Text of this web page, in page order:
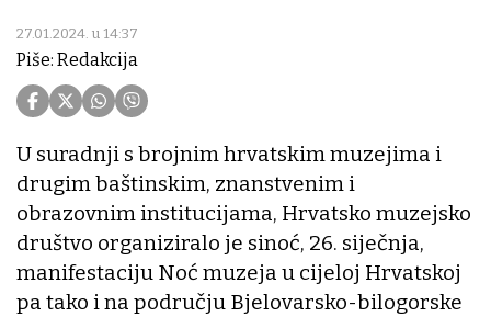
27.01.2024. u 14:37
Piše: Redakcija
U suradnji s brojnim hrvatskim muzejima i
drugim baštinskim, znanstvenim i
obrazovnim institucijama, Hrvatsko muzejsko
društvo organiziralo je sinoć, 26. siječnja,
manifestaciju Noć muzeja u cijeloj Hrvatskoj
pa tako i na području Bjelovarsko-bilogorske